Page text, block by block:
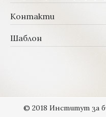
Контакти
Шаблон
© 2018 Институт за